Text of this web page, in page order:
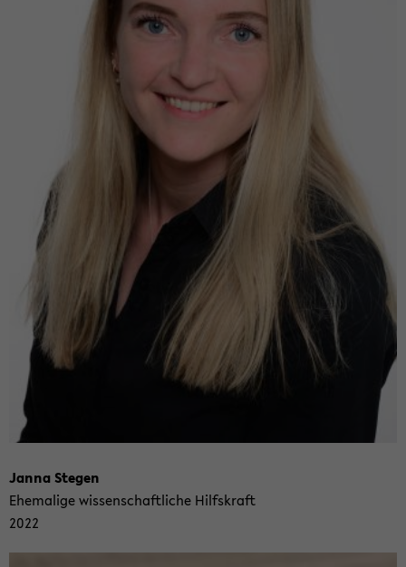
Janna Ste­gen
Ehe­ma­li­ge wis­sen­schaft­li­che Hilfs­kraft
2022